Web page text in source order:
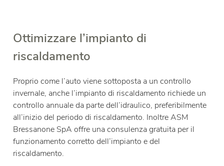
Ottimizzare l’impianto di
riscaldamento
Proprio come l’auto viene sottoposta a un controllo
invernale, anche l’impianto di riscaldamento richiede un
controllo annuale da parte dell’idraulico, preferibilmente
all’inizio del periodo di riscaldamento. Inoltre ASM
Bressanone SpA offre una consulenza gratuita per il
funzionamento corretto dell’impianto e del
riscaldamento.